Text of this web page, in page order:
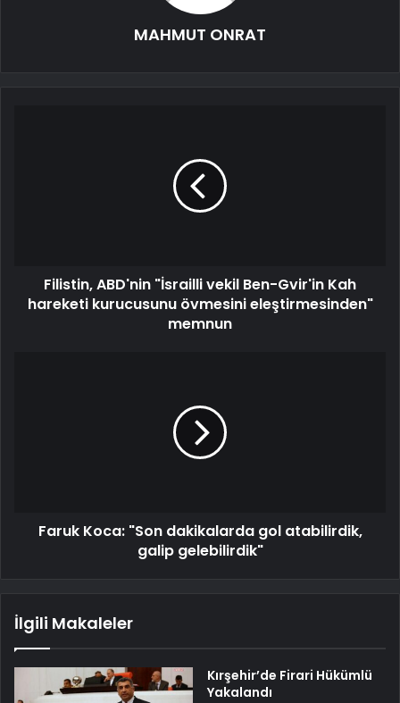
MAHMUT ONRAT
Filistin, ABD'nin "İsrailli vekil Ben-Gvir'in Kah
hareketi kurucusunu övmesini eleştirmesinden"
memnun
Faruk Koca: "Son dakikalarda gol atabilirdik,
galip gelebilirdik"
İlgili Makaleler
Kırşehir’de Firari Hükümlü
Yakalandı